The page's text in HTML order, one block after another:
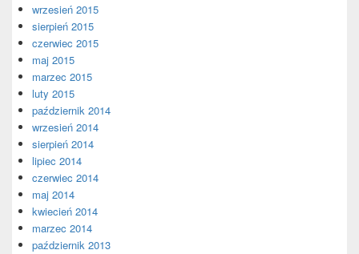
wrzesień 2015
sierpień 2015
czerwiec 2015
maj 2015
marzec 2015
luty 2015
październik 2014
wrzesień 2014
sierpień 2014
lipiec 2014
czerwiec 2014
maj 2014
kwiecień 2014
marzec 2014
październik 2013